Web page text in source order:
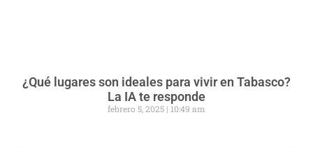
¿Qué lugares son ideales para vivir en Tabasco?
La IA te responde
febrero 5, 2025 10:49 am